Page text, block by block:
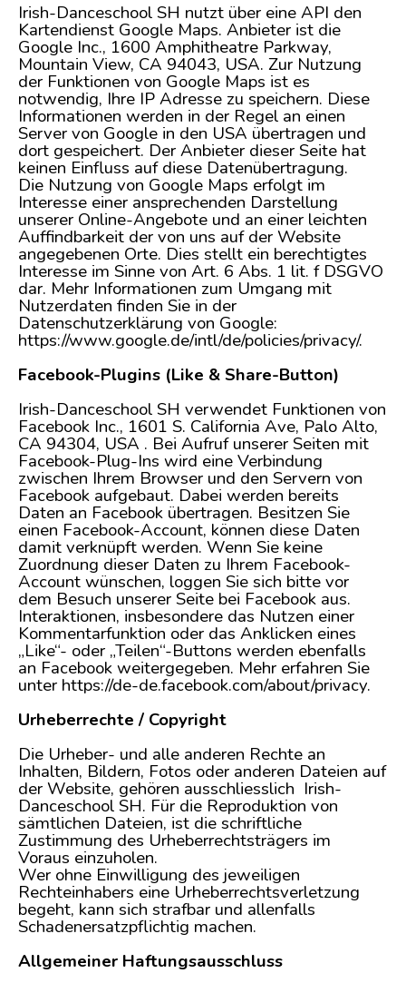
Irish-Danceschool SH nutzt über eine API den
Kartendienst Google Maps. Anbieter ist die
Google Inc., 1600 Amphitheatre Parkway,
Mountain View, CA 94043, USA. Zur Nutzung
der Funktionen von Google Maps ist es
notwendig, Ihre IP Adresse zu speichern. Diese
Informationen werden in der Regel an einen
Server von Google in den USA übertragen und
dort gespeichert. Der Anbieter dieser Seite hat
keinen Einfluss auf diese Datenübertragung.
Die Nutzung von Google Maps erfolgt im
Interesse einer ansprechenden Darstellung
unserer Online-Angebote und an einer leichten
Auffindbarkeit der von uns auf der Website
angegebenen Orte. Dies stellt ein berechtigtes
Interesse im Sinne von Art. 6 Abs. 1 lit. f DSGVO
dar. Mehr Informationen zum Umgang mit
Nutzerdaten finden Sie in der
Datenschutzerklärung von Google:
https://www.google.de/intl/de/policies/privacy/.
Facebook-Plugins (Like & Share-Button)
Irish-Danceschool SH verwendet Funktionen von
Facebook Inc., 1601 S. California Ave, Palo Alto,
CA 94304, USA . Bei Aufruf unserer Seiten mit
Facebook-Plug-Ins wird eine Verbindung
zwischen Ihrem Browser und den Servern von
Facebook aufgebaut. Dabei werden bereits
Daten an Facebook übertragen. Besitzen Sie
einen Facebook-Account, können diese Daten
damit verknüpft werden. Wenn Sie keine
Zuordnung dieser Daten zu Ihrem Facebook-
Account wünschen, loggen Sie sich bitte vor
dem Besuch unserer Seite bei Facebook aus.
Interaktionen, insbesondere das Nutzen einer
Kommentarfunktion oder das Anklicken eines
„Like“- oder „Teilen“-Buttons werden ebenfalls
an Facebook weitergegeben. Mehr erfahren Sie
unter https://de-de.facebook.com/about/privacy.
Urheberrechte / Copyright
Die Urheber- und alle anderen Rechte an
Inhalten, Bildern, Fotos oder anderen Dateien auf
der Website, gehören ausschliesslich Irish-
Danceschool SH. Für die Reproduktion von
sämtlichen Dateien, ist die schriftliche
Zustimmung des Urheberrechtsträgers im
Voraus einzuholen.
Wer ohne Einwilligung des jeweiligen
Rechteinhabers eine Urheberrechtsverletzung
begeht, kann sich strafbar und allenfalls
Schadenersatzpflichtig machen.
Allgemeiner Haftungsausschluss